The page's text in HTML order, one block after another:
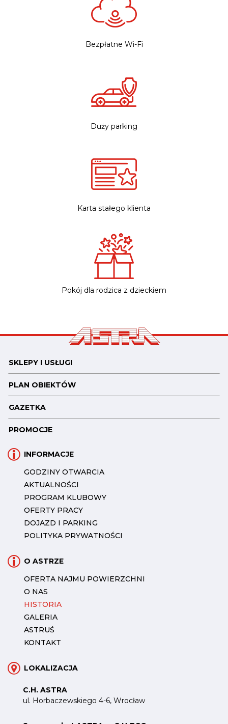
Bezpłatne Wi-Fi
Duży parking
Karta stałego klienta
Pokój dla rodzica z dzieckiem
SKLEPY I USŁUGI
PLAN OBIEKTÓW
GAZETKA
PROMOCJE
INFORMACJE
GODZINY OTWARCIA
AKTUALNOŚCI
PROGRAM KLUBOWY
OFERTY PRACY
DOJAZD I PARKING
POLITYKA PRYWATNOŚCI
O ASTRZE
OFERTA NAJMU POWIERZCHNI
O NAS
HISTORIA
GALERIA
ASTRUŚ
KONTAKT
LOKALIZACJA
C.H. ASTRA
ul. Horbaczewskiego 4-6, Wrocław